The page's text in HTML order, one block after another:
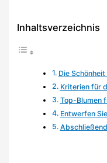
Inhaltsverzeichnis
Die
Kriterien für
Top-Blumen
Entwerfen